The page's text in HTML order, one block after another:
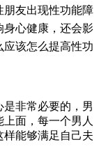
朋友出现性功能障
身心健康，还会影
应该怎么提高性功
非常必要的，男
面，每一个男人
能够满足自己夫